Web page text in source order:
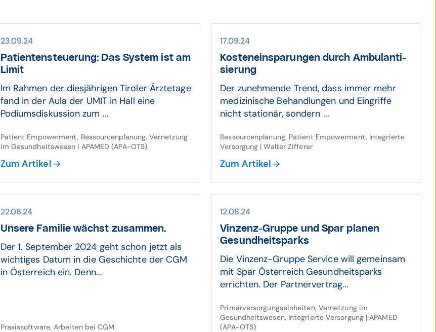
23.09.24
Patienten­steuerung: Das System ist am
Limit
Im Rahmen der diesjährigen Tiroler Ärztetage
fand in der Aula der UMIT in Hall eine
Podiumsdiskussion zum ...
Patient Empowerment, Ressourcenplanung, Vernetzung
im Gesundheitswesen | APAMED (APA-OTS)
Zum Artikel
17.09.24
Kosten­ein­sparungen durch Ambu­lanti­
sierung
Der zunehmende Trend, dass immer mehr
medizinische Behandlungen und Eingriffe
nicht stationär, sondern ...
Ressourcenplanung, Patient Empowerment, Integrierte
Versorgung | Walter Zifferer
Zum Artikel
22.08.24
Unsere Familie wächst zusammen.
Der 1. September 2024 geht schon jetzt als
wichtiges Datum in die Geschichte der CGM
in Österreich ein. Denn...
Praxissoftware, Arbeiten bei CGM
12.08.24
Vinzenz-Gruppe und Spar planen
Gesundheitsparks
Die Vinzenz-Gruppe Service will gemeinsam
mit Spar Österreich Gesundheitsparks
errichten. Der Partnervertrag...
Primärversorgungseinheiten, Vernetzung im
Gesundheitswesen, Integrierte Versorgung | APAMED
(APA-OTS)